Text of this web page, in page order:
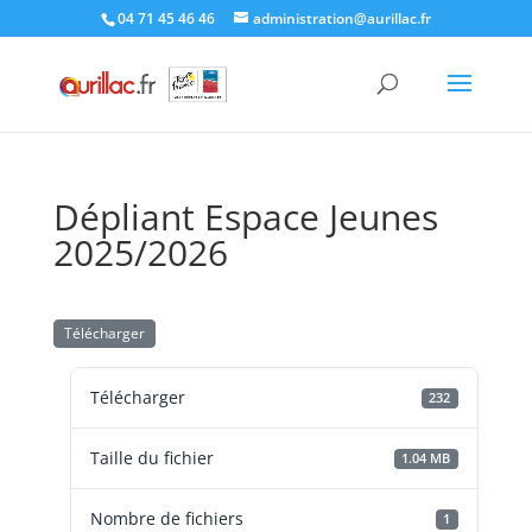
04 71 45 46 46 administration@aurillac.fr
Dépliant Espace Jeunes
2025/2026
Télécharger
Télécharger 232
Taille du fichier 1.04 MB
Nombre de fichiers 1